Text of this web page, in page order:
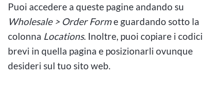
Puoi accedere a queste pagine andando su
Wholesale > Order Forme guardando sotto la
colonna Locations. Inoltre, puoi copiare i codici
brevi in ​​quella pagina e posizionarli ovunque
desideri sul tuo sito web.